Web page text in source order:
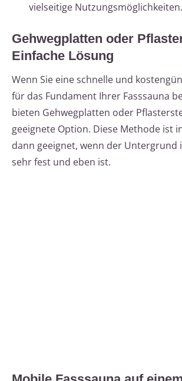
vielseitige Nutzungsmöglichkeiten.
Gehwegplatten oder
Einfache Lösung
Wenn Sie eine schnelle und
für das Fundament Ihrer Fasssauna
bieten Gehwegplatten oder
geeignete Option. Diese Methode ist
dann geeignet, wenn der Untergrund
sehr fest und eben ist.